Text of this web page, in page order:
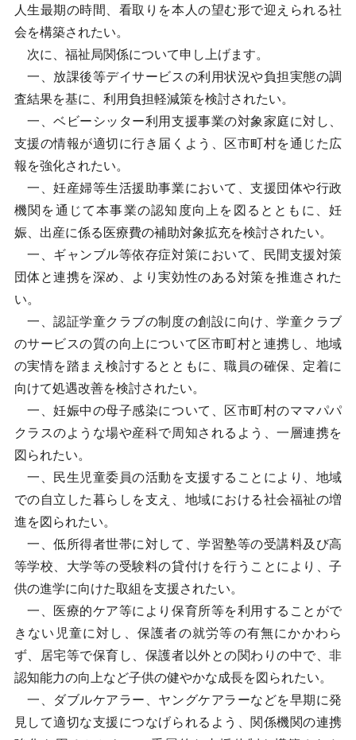
人生最期の時間、看取りを本人の望む形で迎えられる社
会を構築されたい。
次に、福祉局関係について申し上げます。
一、放課後等デイサービスの利用状況や負担実態の調
査結果を基に、利用負担軽減策を検討されたい。
一、ベビーシッター利用支援事業の対象家庭に対し、
支援の情報が適切に行き届くよう、区市町村を通じた広
報を強化されたい。
一、妊産婦等生活援助事業において、支援団体や行政
機関を通じて本事業の認知度向上を図るとともに、妊
娠、出産に係る医療費の補助対象拡充を検討されたい。
一、ギャンブル等依存症対策において、民間支援対策
団体と連携を深め、より実効性のある対策を推進された
い。
一、認証学童クラブの制度の創設に向け、学童クラブ
のサービスの質の向上について区市町村と連携し、地域
の実情を踏まえ検討するとともに、職員の確保、定着に
向けて処遇改善を検討されたい。
一、妊娠中の母子感染について、区市町村のママパパ
クラスのような場や産科で周知されるよう、一層連携を
図られたい。
一、民生児童委員の活動を支援することにより、地域
での自立した暮らしを支え、地域における社会福祉の増
進を図られたい。
一、低所得者世帯に対して、学習塾等の受講料及び高
等学校、大学等の受験料の貸付けを行うことにより、子
供の進学に向けた取組を支援されたい。
一、医療的ケア等により保育所等を利用することがで
きない児童に対し、保護者の就労等の有無にかかわら
ず、居宅等で保育し、保護者以外との関わりの中で、非
認知能力の向上など子供の健やかな成長を図られたい。
一、ダブルケアラー、ヤングケアラーなどを早期に発
見して適切な支援につなげられるよう、関係機関の連携